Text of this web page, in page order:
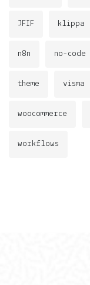
JFIF klippa
n8n no-code
theme visma
woocommerce
workflows